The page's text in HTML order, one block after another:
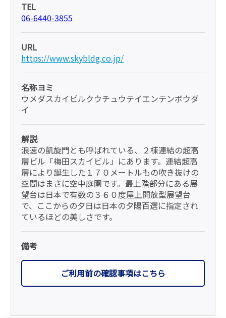
TEL
06-6440-3855
URL
https://www.skybldg.co.jp/
名称ヨミ
ウメダスカイビルクウチュウテイエンテンボウダ
イ
解説
浪速の凱旋門とも呼ばれている、２棟連結の超高
層ビル「梅田スカイビル」にあります。連結超高
層により誕生した１７０メートルもの吹き抜けの
空間はまさに空中庭園です。最上階部分にある展
望台は日本で有数の３６０度屋上開放型展望台
で、ここからの夕日は日本の夕陽百選に指定され
ているほどの美しさです。
備考
ご利用前の確認事項はこちら